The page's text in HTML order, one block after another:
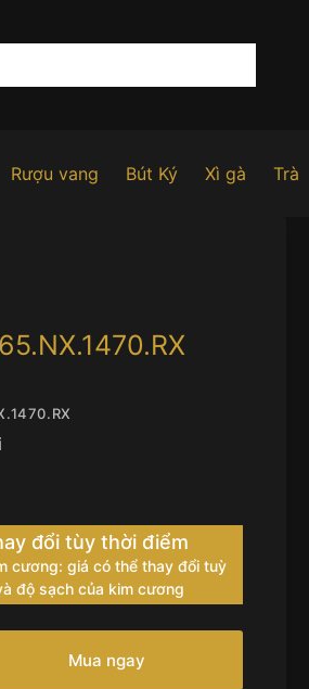
Rượu vang Bút Ký Xì gà Trà
đổi tùy thời điểm
cương: giá có thể thay đổi tuỳ
độ sạch của kim cương
Mua ngay